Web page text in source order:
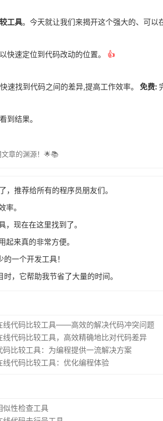
工具。今天就让我们来揭开这个强大的、可以
快速定位到代码改动的位置。
👍
快速找到代码之间的差异,提高工作效率。 免费:
到结果。
章的渊源！🌟📚
，推荐给所有的程序员朋友们。
率。
，现在在这里找到了。
起来真的非常方便。
一个开发工具！
，它帮助我节省了大量的时间。
线代码比较工具——高效的解决代码冲突问题
线代码比较工具，高效精确地比对代码差异
码比较工具：为编程提供一流解决方案
线代码比较工具：优化编程体验
似性检查工具